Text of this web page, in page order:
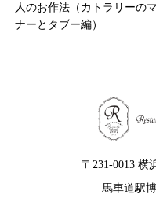
人のお作法（カトラリーのマ
ナーとタブー編）
〒231-0013 横
馬車道駅